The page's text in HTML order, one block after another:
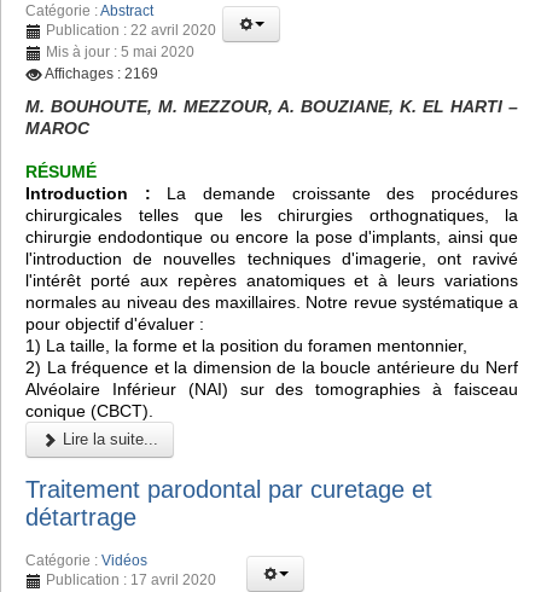
Catégorie :Abstract
Publication : 22 avril 2020
Mis à jour : 5 mai 2020
Affichages : 2169
M. BOUHOUTE, M. MEZZOUR, A. BOUZIANE, K. EL HARTI –
MAROC
RÉSUMÉ
Introduction : La demande croissante des procédures
chirurgicales telles que les chirurgies orthognatiques, la
chirurgie endodontique ou encore la pose d'implants, ainsi que
l'introduction de nouvelles techniques d'imagerie, ont ravivé
l'intérêt porté aux repères anatomiques et à leurs variations
normales au niveau des maxillaires. Notre revue systématique a
pour objectif d'évaluer :
1) La taille, la forme et la position du foramen mentonnier,
2) La fréquence et la dimension de la boucle antérieure du Nerf
Alvéolaire Inférieur (NAI) sur des tomographies à faisceau
conique (CBCT).
Lire la suite...
Traitement parodontal par curetage et
détartrage
Catégorie : Vidéos
Publication : 17 avril 2020